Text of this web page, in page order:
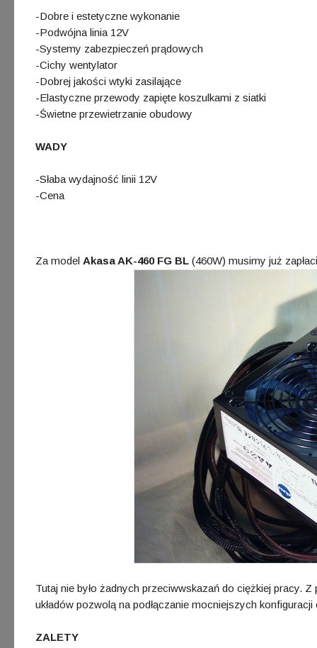
-Dobre i estetyczne wykonanie
-Podwójna linia 12V
-Systemy zabezpieczeń prądowych
-Cichy wentylator
-Dobrej jakości wtyki zasilające
-Elastyczne przewody zapięte koszulkami z siatki
-Świetne przewietrzanie obudowy
WADY
-Słaba wydajność linii 12V
-Cena
Za model Akasa AK-460 FG BL (460W) musimy już
Tutaj nie było żadnych przeciwwskazań do ciężkiej pracy.
układów pozwolą na podłączanie mocniejszych
ZALETY